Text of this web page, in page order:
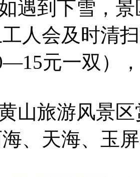
遇到下雪，
人会及时清
元一双）
山旅游风景
、天海、玉